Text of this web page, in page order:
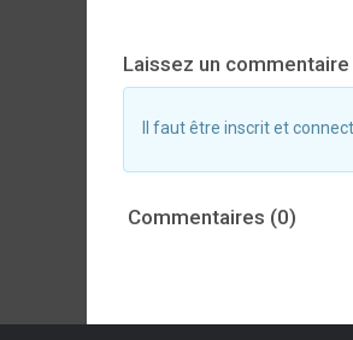
Laissez un commentaire
Il faut être inscrit et
Commentaires (0)